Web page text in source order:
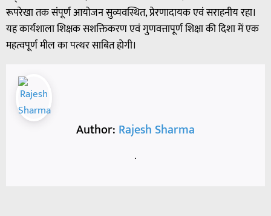
रूपरेखा तक संपूर्ण आयोजन सुव्यवस्थित, प्रेरणादायक एवं सराहनीय रहा।
यह कार्यशाला शिक्षक सशक्तिकरण एवं गुणवत्तापूर्ण शिक्षा की दिशा में एक
महत्वपूर्ण मील का पत्थर साबित होगी।
Author: Rajesh Sharma
.